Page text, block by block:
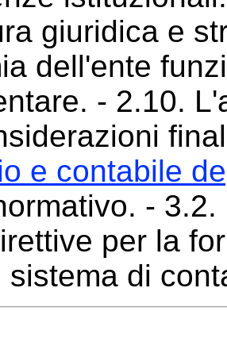
giuridica e
dell'ente
- 2.10.
e contabile
-
per la
sistema di